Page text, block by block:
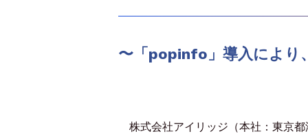
〜「popinfo」導入により
株式会社アイリッジ（本社：東京